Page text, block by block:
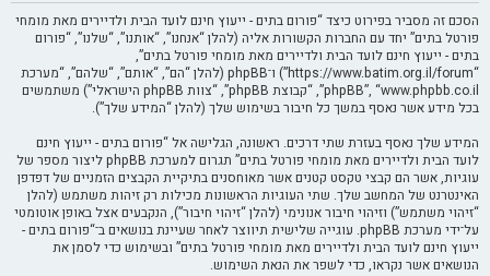
הסכם זה מסביר בפירוט כיצד “פורום בתים - ייעוץ חינם לועד הבית ולדיירים מאת מומחי
פורטל בתים” יחד עם החברות הקשורות אליה (להלן “אנחנו”, “אותנו”, “שלנו”, “פורום
בתים - ייעוץ חינם לועד הבית ולדיירים מאת מומחי פורטל בתים”,
“https://www.batim.org.il/forum”) ו־phpBB (להלן “הם”, “אותם”, “שלהם”, “מערכת
phpBB”, “www.phpbb.co.il”, “קבוצת phpBB”, “צוות phpBB הישראלי”) משתמשים
בכל מידע אשר נאסף במשך כל חיבור בשימוש שלך (להלן “המידע שלך”).
המידע שלך נאסף בעזרת שתי דרכים. ראשונה, הגלישה אל “פורום בתים - ייעוץ חינם
לועד הבית ולדיירים מאת מומחי פורטל בתים” תגרום למערכת phpBB ליצור מספר של
עוגיות, אשר הם קבצי טקסט קטנים אשר מאוחסנים בתיקיית הקבצים הזמניים של דפדפן
האינטרנט של המחשב שלך. שתי העוגיות הראשונות מכילות רק זיהות משתמש (להלן
“זיהוי משתמש”) וזיהוי חיבור אנונימי (להלן “זיהוי חיבור”), הנקבעים אצל באופן אוטומטי
על־ידי מערכת phpBB. עוגייה שלישית תיווצר לאחר שעיינת בנושאים ב־“פורום בתים -
ייעוץ חינם לועד הבית ולדיירים מאת מומחי פורטל בתים” ובשימוש כדי לסמן את
הנושאים אשר נקראו, כדי לשפר את הנאת השימוש.